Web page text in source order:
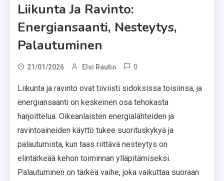
Liikunta Ja Ravinto:
Energiansaanti, Nesteytys,
Palautuminen
21/01/2026 Elsi Rautio 0
Liikunta ja ravinto ovat tiiviisti sidoksissa toisiinsa, ja
energiansaanti on keskeinen osa tehokasta
harjoittelua. Oikeanlaisten energialähteiden ja
ravintoaineiden käyttö tukee suorituskykyä ja
palautumista, kun taas riittävä nesteytys on
elintärkeää kehon toiminnan ylläpitämiseksi.
Palautuminen on tärkeä vaihe, joka vaikuttaa suoraan